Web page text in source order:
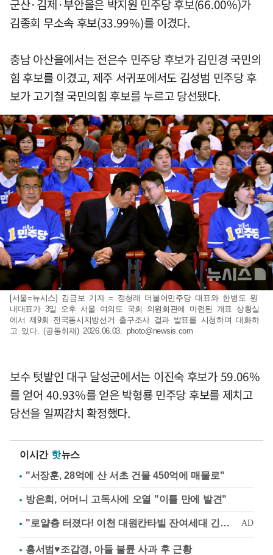
군산·김제·부안을은 박지원 민주당 후보(66.00%)가
김종회 무소속 후보(33.99%)를 이겼다.
충남 아산을에서는 전은수 민주당 후보가 김민경 국민의
힘 후보를 이겼고, 제주 서귀포에서도 김성범 민주당 후
보가 고기철 국민의힘 후보를 누르고 당선됐다.
[서울=뉴시스] 김금보 기자 = 정청래 더불어민주당 대표와 한병도 원
내대표가 3일 오후 서울 여의도 국회 의원회관에 마련된 개표 상황실
에서 제9회 전국동시지방선거 출구조사 결과 발표를 시청하며 대화하
고 있다. (공동취재) 2026.06.03. photo@newsis.com
보수 텃밭인 대구 달성군에서는 이진숙 후보가 59.06%
를 얻어 40.93%를 얻은 박형룡 민주당 후보를 제치고
당선을 일찌감치 확정했다.
이시간 핫뉴스
"서장훈, 28억에 산 서초 건물 450억에 매물로"
방은희, 어머니 고독사에 오열 "이틀 만에 발견"
홍서범♥조갑경, 아들 불륜 사과 후 근황